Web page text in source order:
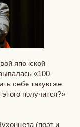
японской
«100
себе такую же
получится?»
(поэт и